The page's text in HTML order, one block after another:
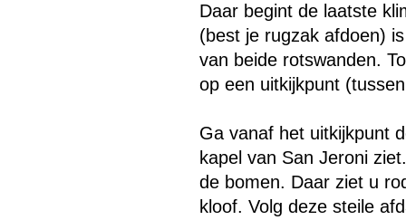
Daar begint de laatste
(best je rugzak afdoen)
van beide rotswanden.
op een uitkijkpunt
Ga vanaf het uitkijkpunt
kapel van San Jeroni
de bomen. Daar ziet u
kloof. Volg deze steile